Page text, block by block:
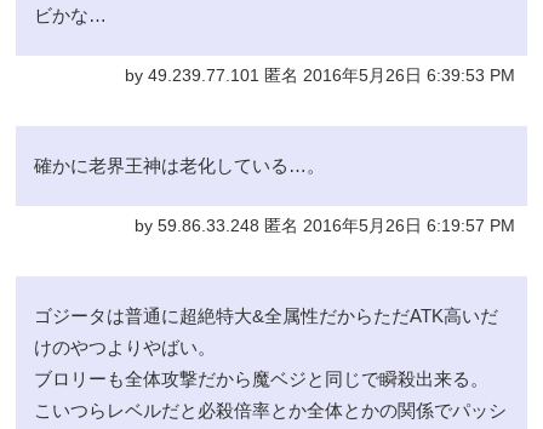
ビかな…
by 49.239.77.101 匿名 2016年5月26日 6:39:53 PM
確かに老界王神は老化している…。
by 59.86.33.248 匿名 2016年5月26日 6:19:57 PM
ゴジータは普通に超絶特大&全属性だからただATK高いだ
けのやつよりやばい。
ブロリーも全体攻撃だから魔ベジと同じで瞬殺出来る。
こいつらレベルだと必殺倍率とか全体とかの関係でパッシ